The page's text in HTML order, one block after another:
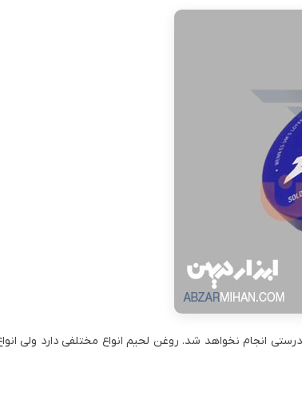
انجام نخواهد شد. روغن لحیم انواع مختلفی دارد ولی